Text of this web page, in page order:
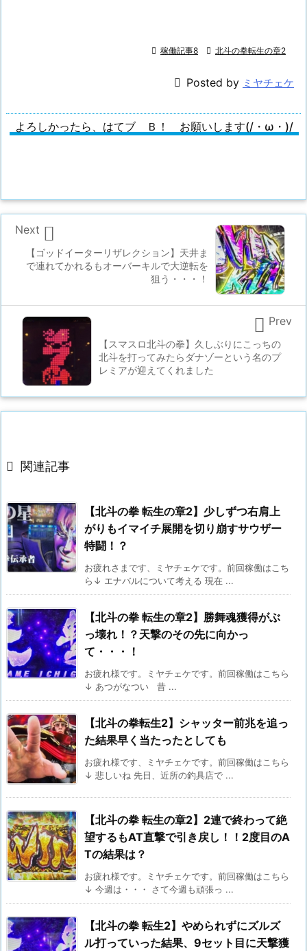
 稼働記事8  北斗の拳転生の章2
 Posted by ミヤチェケ
よろしかったら、はてブ Ｂ！ お願いします(/・ω・)/
【ゴッドイーターリザレクション】天井ま
で連れてかれるもオーバーキルで大逆転を
狙う・・・！

Next
【スマスロ北斗の拳】久しぶりにこっちの
北斗を打ってみたらダナゾーという名のプ
レミアが迎えてくれました
 Prev
 関連記事
【北斗の拳 転生の章2】少しずつ右肩上
がりもイマイチ展開を切り崩すサウザー
特闘！？
お疲れさまです、ミヤチェケです。前回稼働はこち
ら↓ エナバルについて考える 現在 ...
【北斗の拳 転生の章2】勝舞魂獲得がぶ
っ壊れ！？天撃のその先に向かっ
て・・・！
お疲れ様です。ミヤチェケです。前回稼働はこちら
↓ あつがなつい 昔 ...
【北斗の拳転生2】シャッター前兆を追っ
た結果早く当たったとしても
お疲れ様です、ミヤチェケです。前回稼働はこちら
↓ 悲しいね 先日、近所の釣具店で ...
【北斗の拳 転生の章2】2連で終わって絶
望するもAT直撃で引き戻し！！2度目のA
Tの結果は？
お疲れ様です。ミヤチェケです。前回稼働はこちら
↓ 今週は・・・ さて今週も頑張っ ...
【北斗の拳 転生2】やめられずにズルズ
ル打っていった結果、9セット目に天撃獲